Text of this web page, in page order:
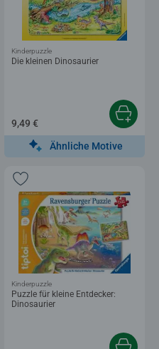
Die kleinen Dinosaurier
Kinderpuzzle
9,49 €
Ähnliche Motive
Puzzle für kleine Entdecker:
Dinosaurier
Kinderpuzzle